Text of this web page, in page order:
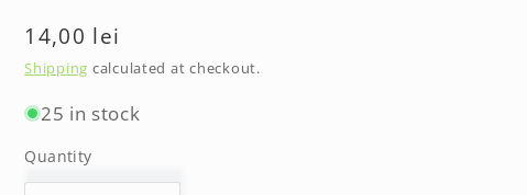
Regular
price
14,00 lei
Shipping calculated at checkout.
25 in stock
Quantity